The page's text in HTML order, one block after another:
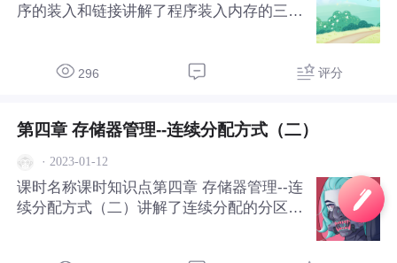
序的装入和链接讲解了程序装入内存的三种
态链接、装入时动态链接、运行时动态链
296 评分
第四章 存储器管理--连续分配方式（二）
· 2023-01-12
课时名称课时知识点第四章 存储器管理--连
续分配方式（二）讲解了连续分配的分区分